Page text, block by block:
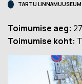
TARTU LINNAMUUSEUM
Toimumise aeg:
Toimumise koht: